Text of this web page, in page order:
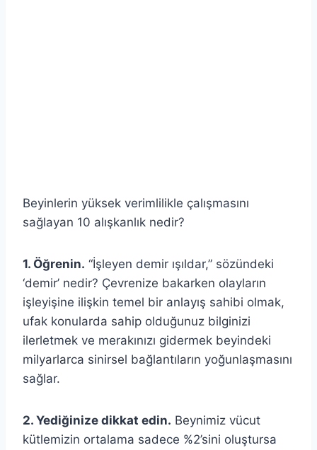
Beyinlerin yüksek verimlilikle çalışmasını
sağlayan 10 alışkanlık nedir?
1. Öğrenin. “İşleyen demir ışıldar,” sözündeki
‘demir’ nedir? Çevrenize bakarken olayların
işleyişine ilişkin temel bir anlayış sahibi olmak,
ufak konularda sahip olduğunuz bilginizi
ilerletmek ve merakınızı gidermek beyindeki
milyarlarca sinirsel bağlantıların yoğunlaşmasını
sağlar.
2. Yediğinize dikkat edin. Beynimiz vücut
kütlemizin ortalama sadece %2’sini oluştursa